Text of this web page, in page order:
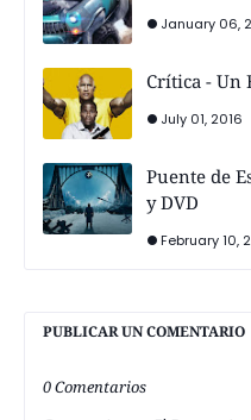
January 06,
Crítica - Un
July 01, 2016
Puente de
y DVD
February 10,
PUBLICAR UN COMENTARIO
0 Comentarios